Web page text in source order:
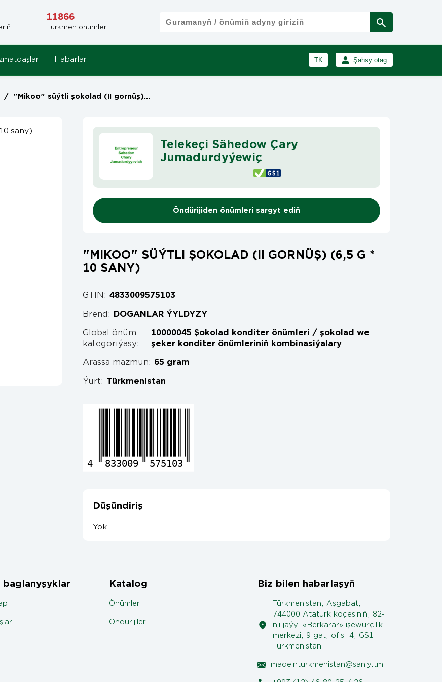
11866
Türkmen önümleri
Habarlar TK
RU
Şahsy otag
/ "Mikoo" süýtli şokolad (II gornüş) (6,5 g * 10 sany)
Telekeçi Sähedow Çary
Jumadurdyýewiç
Öndürijiden önümleri sargyt ediň
"MIKOO" SÜÝTLI ŞOKOLAD (II GORNÜŞ) (6,5 G *
10 SANY)
GTIN: 4833009575103
Brend: DOGANLAR ÝYLDYZY
Global önüm
kategoriýasy:
10000045 Şokolad konditer önümleri / şokolad we
şeker konditer önümleriniň kombinasiýalary
Arassa mazmun: 65 gram
Ýurt: Türkmenistan
4 833009 575103
Düşündiriş
Yok
baglanyşyklar Katalog
Önümler
Öndürijiler
Biz bilen habarlaşyň
Türkmenistan, Aşgabat,
744000 Atatürk köçesiniň, 82-
nji jaýy, «Berkarar» işewürçilik
merkezi, 9 gat, ofis I4, GS1
Türkmenistan
madeinturkmenistan@sanly.tm